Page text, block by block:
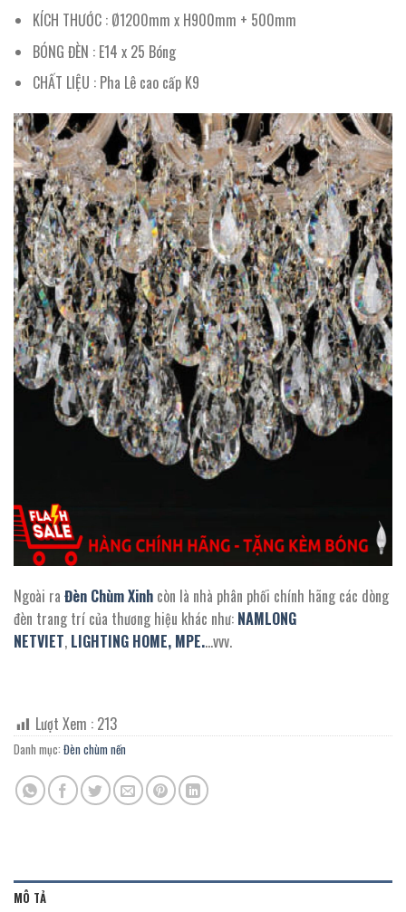
KÍCH THƯỚC : Ø1200mm x H900mm + 500mm
BÓNG ĐÈN : E14 x 25 Bóng
CHẤT LIỆU : Pha Lê cao cấp K9
Ngoài ra Đèn Chùm Xinh còn là nhà phân phối chính hãng các dòng
đèn trang trí của thương hiệu khác như: NAMLONG
NETVIET, LIGHTING HOME, MPE.…vvv.
Lượt Xem : 213
Danh mục: Đèn chùm nến
MÔ TẢ